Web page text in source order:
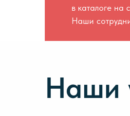
в каталоге на
Наши
Наши